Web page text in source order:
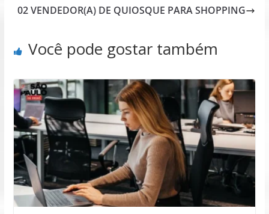
02 VENDEDOR(A) DE QUIOSQUE PARA SHOPPING
Você pode gostar também